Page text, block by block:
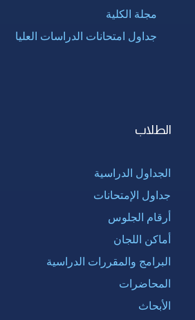
مجلة الكلية
جداول امتحانات الدراسات العليا
الطلاب
الجداول الدراسية
جداول الإمتحانات
أرقام الجلوس
أماكن اللجان
البرامج والمقررات الدراسية
المحاضرات
الأبحاث